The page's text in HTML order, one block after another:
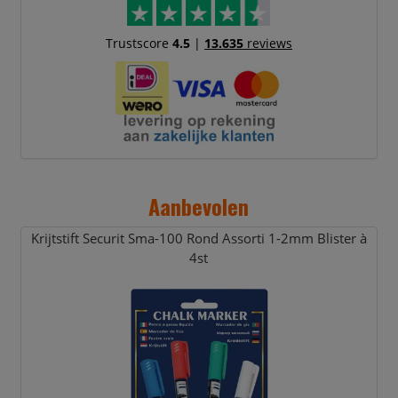
Trustscore 4.5| 13.635reviews
Aanbevolen
Krijtstift Securit Sma-100 Rond Assorti 1-2mm Blister à
4st